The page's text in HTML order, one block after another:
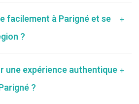
facilement à Parigné et se
?
une expérience authentique
?